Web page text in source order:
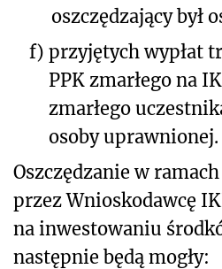
oszczędzający był
f) przyjętych wypłat
PPK zmarłego na
zmarłego
osoby uprawnionej.
Oszczędzanie w
przez Wnioskodawcę
na inwestowaniu
następnie będą mogły: